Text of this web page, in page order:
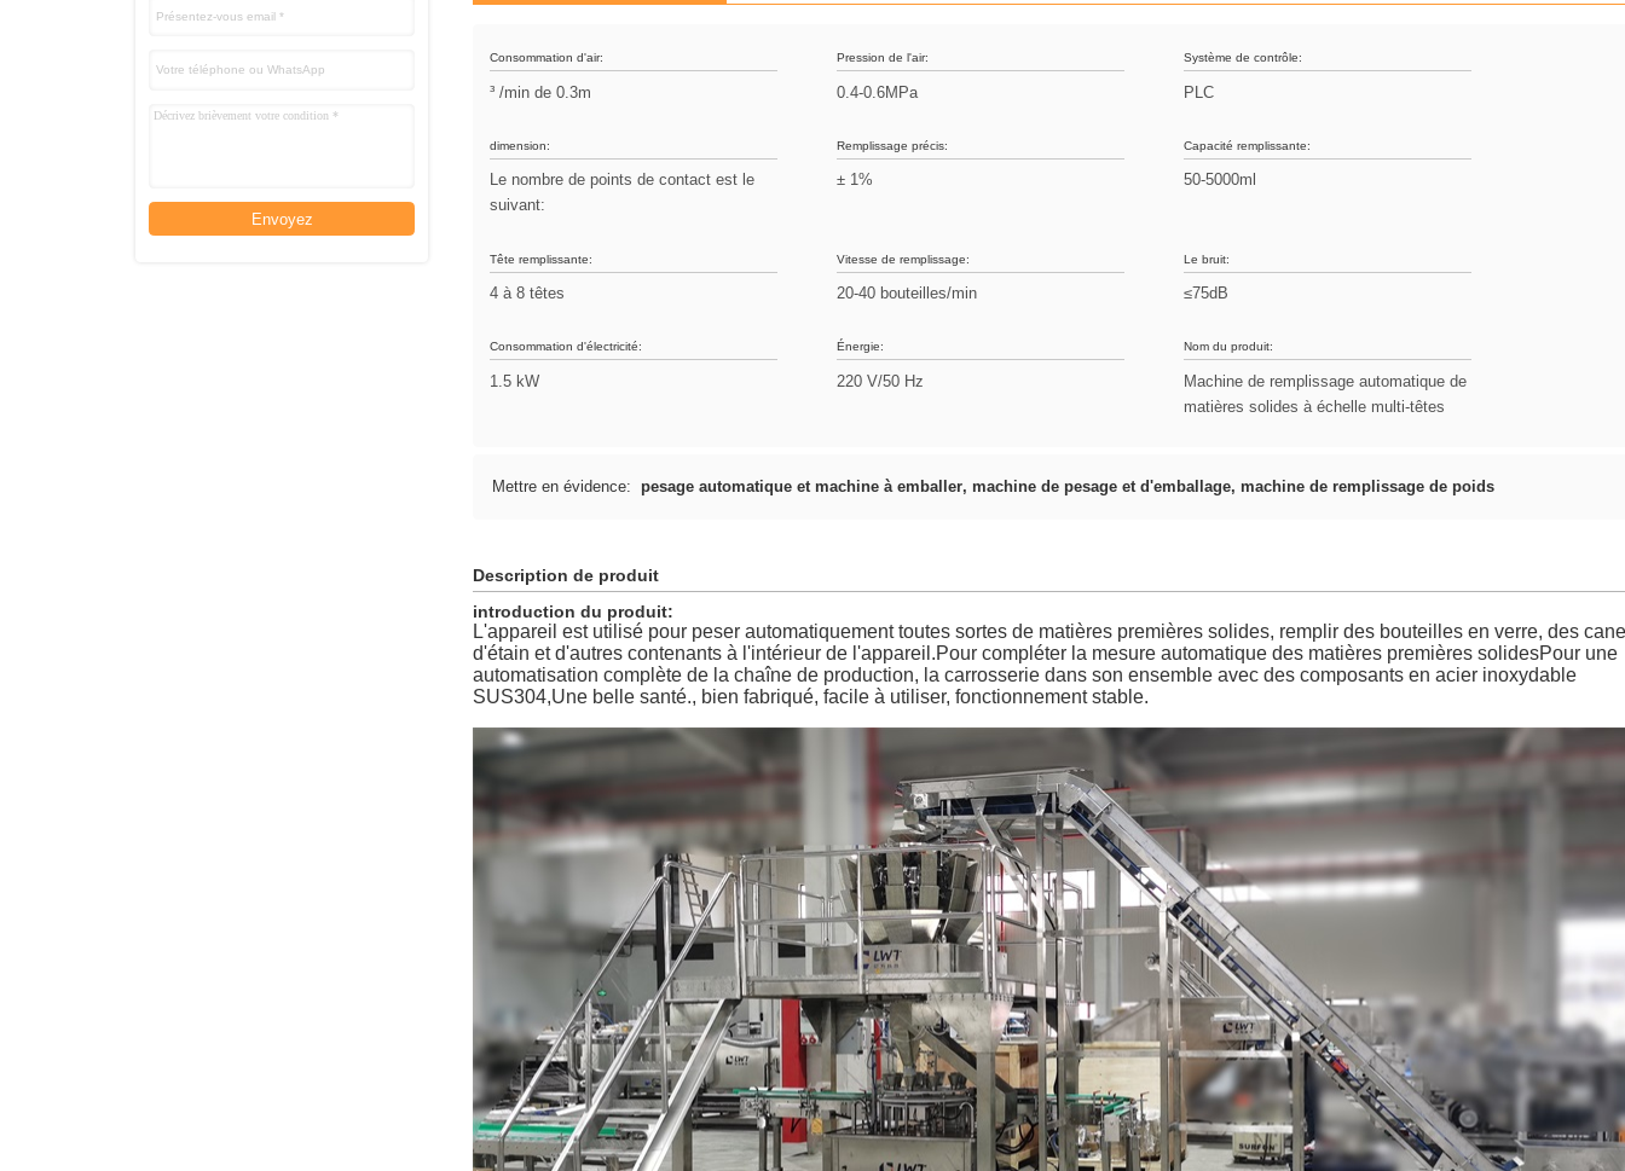
Envoyez
Consommation d'air:
³ /min de 0.3m
Pression de l'air:
0.4-0.6MPa
Système de contrôle:
PLC
dimension:
Le nombre de points de contact est le
suivant:
Remplissage précis:
± 1%
Capacité remplissante:
50-5000ml
Tête remplissante:
4 à 8 têtes
Vitesse de remplissage:
20-40 bouteilles/min
Le bruit:
≤75dB
Consommation d'électricité:
1.5 kW
Énergie:
220 V/50 Hz
Nom du produit:
Machine de remplissage automatique de
matières solides à échelle multi-têtes
Mettre en évidence: pesage automatique et machine à emballer,machine de pesage et d'emballage,machine de remplissage de poids
Description de produit
introduction du produit:
L'appareil est utilisé pour peser automatiquement toutes sortes de matières premières solides, remplir des bouteilles en verre, des
d'étain et d'autres contenants à l'intérieur de l'appareil.Pour compléter la mesure automatique des matières premières solidesPour une
automatisation complète de la chaîne de production, la carrosserie dans son ensemble avec des composants en acier inoxydable
SUS304,Une belle santé., bien fabriqué, facile à utiliser, fonctionnement stable.